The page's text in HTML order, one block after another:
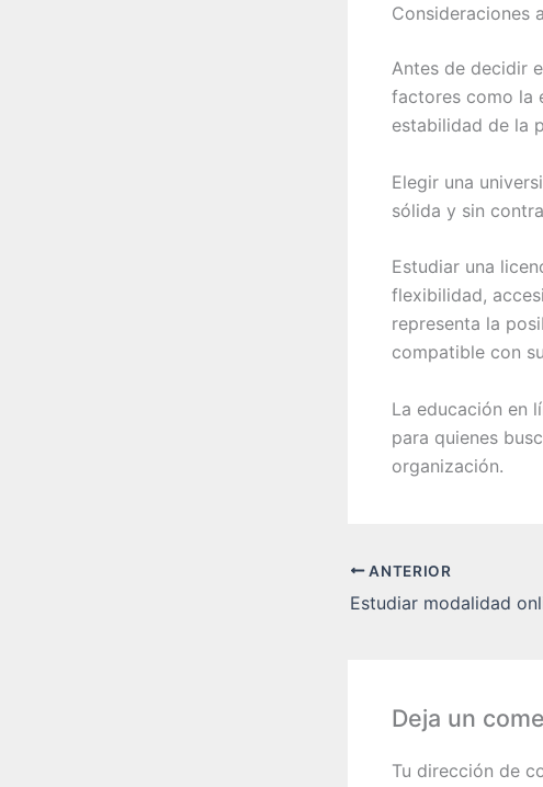
Consideraciones
Antes de decidir
factores como la
estabilidad de la
Elegir una
sólida y sin
Estudiar una
flexibilidad,
representa la
compatible con
La educación en
para quienes
organización.
ANTERIOR
Deja un
Tu dirección de